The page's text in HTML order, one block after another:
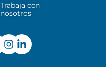
Trabaja con
nosotros